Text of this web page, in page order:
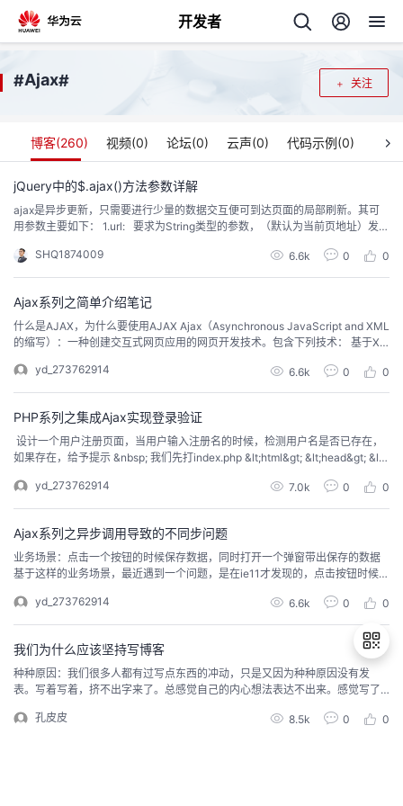
开发者
回
个
人
主
页
我
的
开
发
者
我
博
客
的
论
坛
我
的
圈
子
我
的
直
我
的
我
关注
#Ajax#
博客(260) 视频(0) 论坛(0) 云声(0) 代码示例(0)
jQuery中的$.ajax()方法参数详解
ajax是异步更新，只需要进行少量的数据交互便可到达页面的局部刷新。其可
用参数主要如下： 1.url: 要求为String类型的参数，（默认为当前页地址）发送
为get。注意其他http请求方法，例如put和delete也可以使用，但仅部分浏览器
支持。 3.tim...
SHQ1874009 6.6k 0 0
Ajax系列之简单介绍笔记
什么是AJAX，为什么要使用AJAX Ajax（Asynchronous JavaScript and XML
的缩写）：一种创建交互式网页应用的网页开发技术。包含下列技术： 基于XH
数据交换及相关操作； 使用 XMLHttpRequest 进行异步数据查询、检索； 使
用 Java...
yd_273762914 6.6k 0 0
PHP系列之集成Ajax实现登录验证
如果存在，给予提示 &nbsp; 我们先打index.php &lt;html&gt; &lt;head&gt; &lt;
t; &lt;script t...
yd_273762914 7.0k 0 0
Ajax系列之异步调用导致的不同步问题
业务场景：点击一个按钮的时候保存数据，同时打开一个弹窗带出保存的数据
基于这样的业务场景，最近遇到一个问题，是在ie11才发现的，点击按钮时候，
不到弹窗页面的，问题比较奇怪，排查了挺长时间，最开始因为在ie才能重现的
问题，在极速模式的360浏览器是没问题的，而且第一次点击时候没带出数
yd_273762914 6.6k 0 0
我们为什么应该坚持写博客
种种原因：我们很多人都有过写点东西的冲动，只是又因为种种原因没有发
表。写着写着，挤不出字来了。总感觉自己的内心想法表达不出来。感觉写了
我经常害怕的）写博客的费脑力，耗时间。还不如拿这精力去再学更多的东
孔皮皮 8.5k 0 0